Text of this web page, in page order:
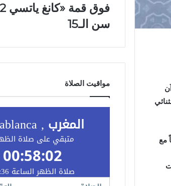
مع
سن الـ15
مواقيت الصلاة